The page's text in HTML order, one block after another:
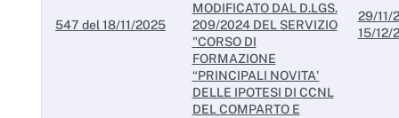
547 del 18/11/2025
MODIFICATO DAL D.LGS.
209/2024 DEL SERVIZIO
"CORSO DI
FORMAZIONE
“PRINCIPALI NOVITA'
DELLE IPOTESI DI CCNL
DEL COMPARTO E
29/11/
15/12/